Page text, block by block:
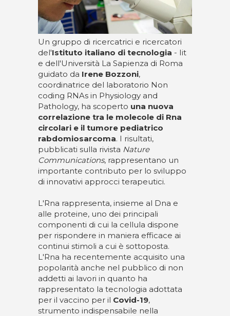
Un gruppo di ricercatrici e ricercatori
del'Istituto italiano di tecnologia - Iit
e dell'Università La Sapienza di Roma
guidato da Irene Bozzoni,
coordinatrice del laboratorio Non
coding RNAs in Physiology and
Pathology, ha scoperto una nuova
correlazione tra le molecole di Rna
circolari e il tumore pediatrico
rabdomiosarcoma. I risultati,
pubblicati sulla rivista Nature
Communications, rappresentano un
importante contributo per lo sviluppo
di innovativi approcci terapeutici.
L'Rna rappresenta, insieme al Dna e
alle proteine, uno dei principali
componenti di cui la cellula dispone
per rispondere in maniera efficace ai
continui stimoli a cui è sottoposta.
L'Rna ha recentemente acquisito una
popolarità anche nel pubblico di non
addetti ai lavori in quanto ha
rappresentato la tecnologia adottata
per il vaccino per il Covid-19,
strumento indispensabile nella